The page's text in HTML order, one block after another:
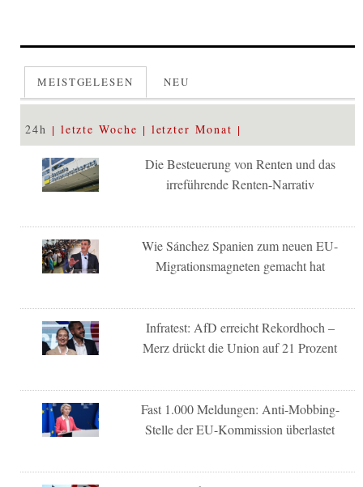
MEISTGELESEN NEU
24h letzte Woche letzter Monat
Die Besteuerung von Renten und das
irreführende Renten-Narrativ
Wie Sánchez Spanien zum neuen EU-
Migrationsmagneten gemacht hat
Infratest: AfD erreicht Rekordhoch –
Merz drückt die Union auf 21 Prozent
Fast 1.000 Meldungen: Anti-Mobbing-
Stelle der EU-Kommission überlastet